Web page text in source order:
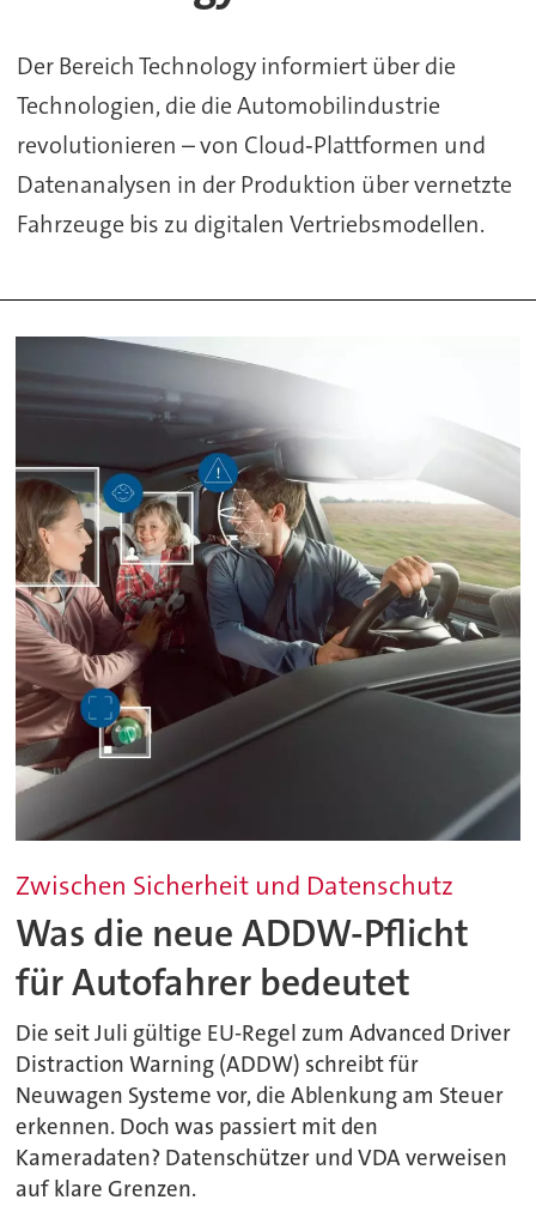
Der Bereich Technology informiert über die
Technologien, die die Automobilindustrie
revolutionieren – von Cloud‑Plattformen und
Datenanalysen in der Produktion über vernetzte
Fahrzeuge bis zu digitalen Vertriebsmodellen.
Zwischen Sicherheit und Datenschutz
Was die neue ADDW-Pflicht
für Autofahrer bedeutet
Die seit Juli gültige EU-Regel zum Advanced Driver
Distraction Warning (ADDW) schreibt für
Neuwagen Systeme vor, die Ablenkung am Steuer
erkennen. Doch was passiert mit den
Kameradaten? Datenschützer und VDA verweisen
auf klare Grenzen.